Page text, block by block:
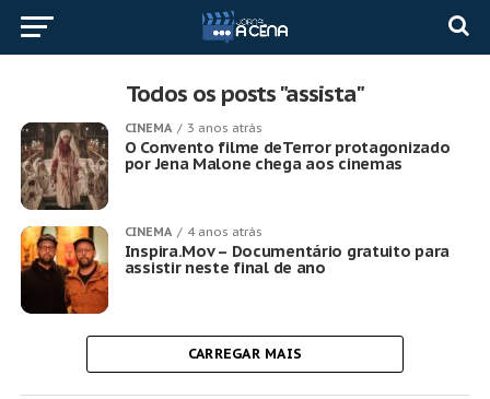
Todos os posts "assista"
CINEMA 3 anos atrás
O Convento filme deTerror protagonizado
por Jena Malone chega aos cinemas
CINEMA 4 anos atrás
Inspira.Mov – Documentário gratuito para
assistir neste final de ano
CARREGAR MAIS